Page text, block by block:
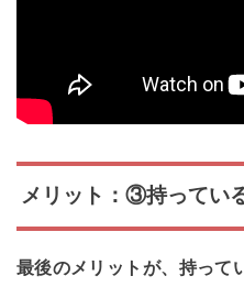
メリット：③持ってい
最後のメリットが、持って